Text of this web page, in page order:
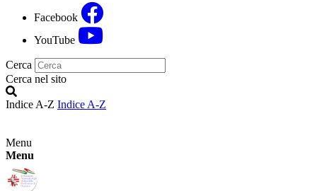
Facebook
YouTube
Cerca
Cerca nel sito
Indice A-Z Indice A-Z
Menu
Menu